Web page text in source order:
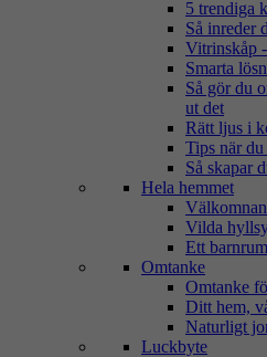
5 trendiga
Så inreder
Vitrinskåp
Smarta
Så gör du
ut det
Rätt ljus i
Tips när
Så skapar
Hela hemmet
Vilda
Ett
Omtanke
Omtanke
Ditt hem,
Naturligt
Luckbyte